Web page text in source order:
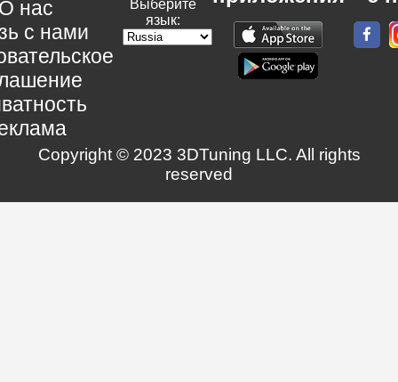
нас
с нами
Выберите
язык:
Copyright © 2023 3DTuning LLC. All rights
reserved